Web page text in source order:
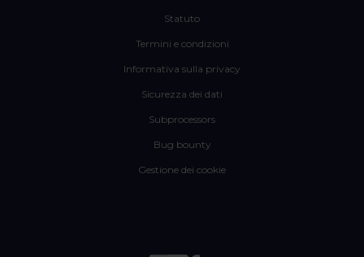
Statuto
Termini e condizioni
Informativa sulla privacy
Sicurezza dei dati
Subprocessors
Bug bounty
Gestione dei cookie